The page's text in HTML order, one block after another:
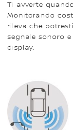
Ti avverte
Monitorando
rileva che
segnale sonoro e
display.